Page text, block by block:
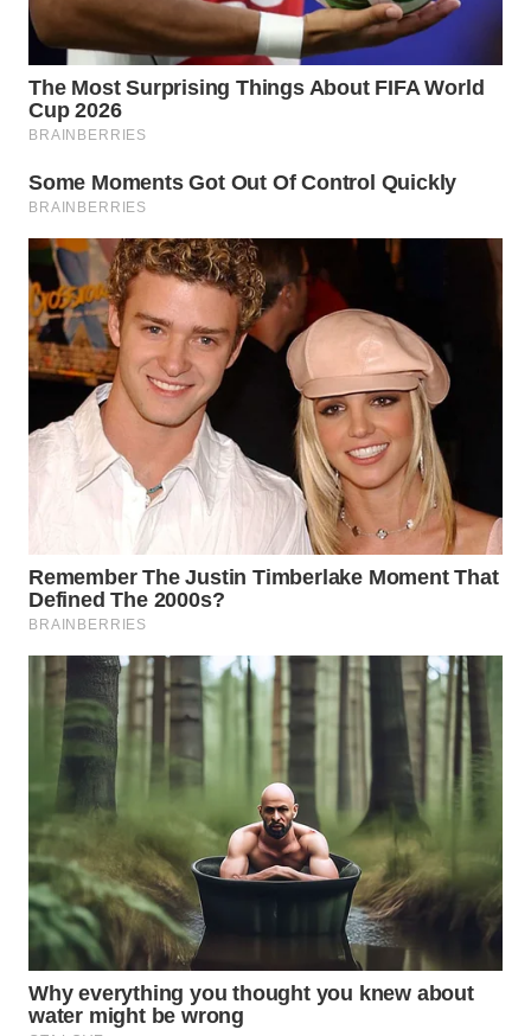
WN
PRIANGAN
TIMUR
WN
WN
SOLO
WN
BOROBUDUR
WN
MADURA
WN
SURABAYA
NATUNA
WN
BINTAN
WN
MANDALIKA
WN
LIKUPANG
WN
LABUANBAJO
WN
BORNEO